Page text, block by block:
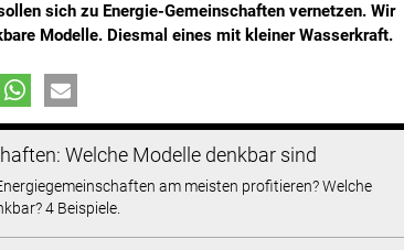
sich zu Energie-Gemeinschaften vernetzen. Wir
Modelle. Diesmal eines mit kleiner Wasserkraft.
Welche Modelle denkbar sind
am meisten profitieren? Welche
4 Beispiele.